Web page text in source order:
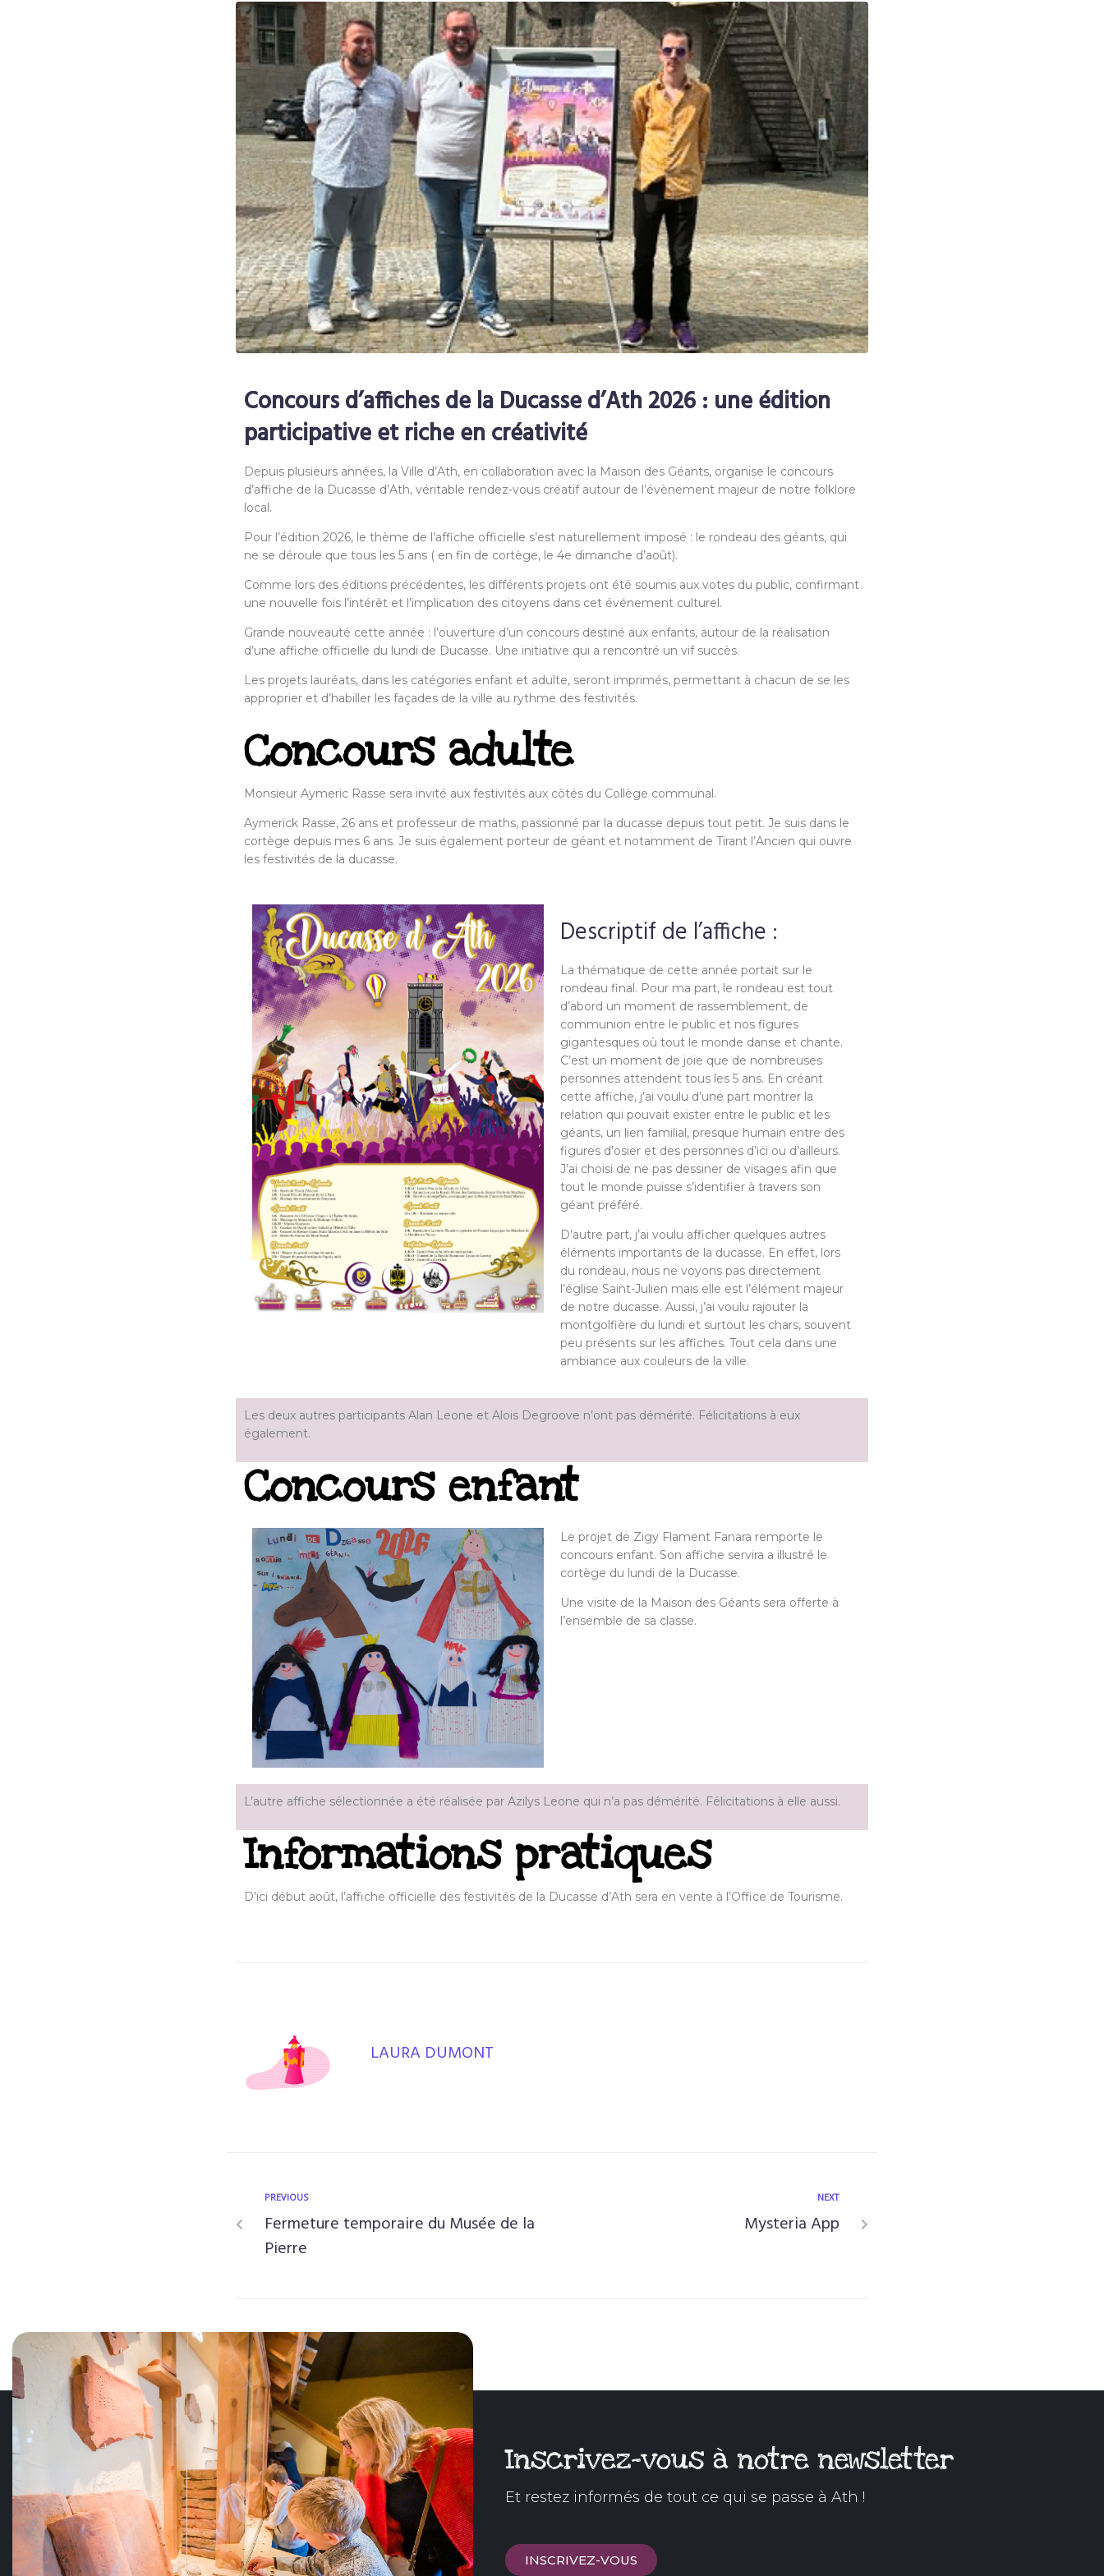
Concours d’affiches de la Ducasse d’Ath 2026 : une édition
participative et riche en créativité
Depuis plusieurs années, la Ville d’Ath, en collaboration avec la Maison des Géants, organise le concours
d’affiche de la Ducasse d’Ath, véritable rendez-vous créatif autour de l’évènement majeur de notre folklore
local.
Pour l’édition 2026, le thème de l’affiche officielle s’est naturellement imposé : le rondeau des géants, qui
ne se déroule que tous les 5 ans ( en fin de cortège, le 4e dimanche d’août).
Comme lors des éditions précédentes, les différents projets ont été soumis aux votes du public, confirmant
une nouvelle fois l’intérêt et l’implication des citoyens dans cet événement culturel.
Grande nouveauté cette année : l’ouverture d’un concours destiné aux enfants, autour de la réalisation
d’une affiche officielle du lundi de Ducasse. Une initiative qui a rencontré un vif succès.
Les projets lauréats, dans les catégories enfant et adulte, seront imprimés, permettant à chacun de se les
approprier et d’habiller les façades de la ville au rythme des festivités.
Concours adulte
Monsieur Aymeric Rasse sera invité aux festivités aux côtés du Collège communal.
Aymerick Rasse, 26 ans et professeur de maths, passionné par la ducasse depuis tout petit. Je suis dans le
cortège depuis mes 6 ans. Je suis également porteur de géant et notamment de Tirant l’Ancien qui ouvre
les festivités de la ducasse.
Descriptif de l’affiche :
La thématique de cette année portait sur le
rondeau final. Pour ma part, le rondeau est tout
d’abord un moment de rassemblement, de
communion entre le public et nos figures
gigantesques où tout le monde danse et chante.
C’est un moment de joie que de nombreuses
personnes attendent tous les 5 ans. En créant
cette affiche, j’ai voulu d’une part montrer la
relation qui pouvait exister entre le public et les
géants, un lien familial, presque humain entre des
figures d’osier et des personnes d’ici ou d’ailleurs.
J’ai choisi de ne pas dessiner de visages afin que
tout le monde puisse s’identifier à travers son
géant préféré.
D’autre part, j’ai voulu afficher quelques autres
éléments importants de la ducasse. En effet, lors
du rondeau, nous ne voyons pas directement
l’église Saint-Julien mais elle est l’élément majeur
de notre ducasse. Aussi, j’ai voulu rajouter la
montgolfière du lundi et surtout les chars, souvent
peu présents sur les affiches. Tout cela dans une
ambiance aux couleurs de la ville.
Les deux autres participants Alan Leone et Alois Degroove n’ont pas démérité. Félicitations à eux
également.
Concours enfant
Le projet de Zigy Flament Fanara remporte le
concours enfant. Son affiche servira a illustré le
cortège du lundi de la Ducasse.
Une visite de la Maison des Géants sera offerte à
l’ensemble de sa classe.
L’autre affiche sélectionnée a été réalisée par Azilys Leone qui n’a pas démérité. Félicitations à elle aussi.
Informations pratiques
D’ici début août, l’affiche officielle des festivités de la Ducasse d’Ath sera en vente à l’Office de Tourisme.
LAURA DUMONT
PREVIOUS
Fermeture temporaire du Musée de la
Pierre
NEXT
Mysteria App
Inscrivez-vous à notre newsletter
Et restez informés de tout ce qui se passe à Ath !
INSCRIVEZ-VOUS